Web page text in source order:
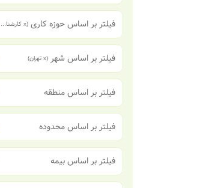
فیلتر بر اساس حوزه کاری (x کارشناس تغذیه
فیلتر بر اساس شهر (x تهران)
فیلتر بر اساس منطقه
فیلتر بر اساس محدوده
فیلتر بر اساس بیمه